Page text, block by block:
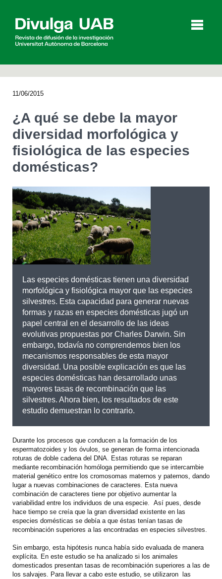
Agenda
English Català
BUSCAR
11/06/2015
¿A qué se debe la mayor
diversidad morfológica y
fisiológica de las especies
domésticas?
Las especies domésticas tienen una diversidad
morfológica y fisiológica mayor que las especies
silvestres. Esta capacidad para generar nuevas
formas y razas en especies domésticas jugó un
papel central en el desarrollo de las ideas
evolutivas propuestas por Charles Darwin. Sin
embargo, todavía no comprendemos bien los
mecanismos responsables de esta mayor
diversidad. Una posible explicación es que las
especies domésticas han desarrollado unas
mayores tasas de recombinación que las
silvestres. Ahora bien, los resultados de este
estudio demuestran lo contrario.
Durante los procesos que conducen a la formación de los
espermatozoides y los óvulos, se generan de forma intencionada
roturas de doble cadena del DNA. Estas roturas se reparan
mediante recombinación homóloga permitiendo que se intercambie
material genético entre los cromosomas maternos y paternos, dando
lugar a nuevas combinaciones de caracteres. Esta nueva
combinación de caracteres tiene por objetivo aumentar la
variabilidad entre los individuos de una especie. Así pues, desde
hace tiempo se creía que la gran diversidad existente en las
especies domésticas se debía a que éstas tenían tasas de
recombinación superiores a las encontradas en especies silvestres.
Sin embargo, esta hipótesis nunca había sido evaluada de manera
explícita. En este estudio se ha analizado si los animales
domesticados presentan tasas de recombinación superiores a las de
los salvajes. Para llevar a cabo este estudio, se utilizaron las